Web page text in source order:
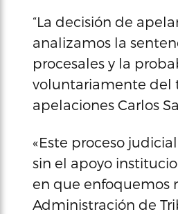
“La decisión de
analizamos la
procesales y la
voluntariamente del
apelaciones Carlos
«Este proceso
sin el apoyo
en que enfoquemos
Administración de